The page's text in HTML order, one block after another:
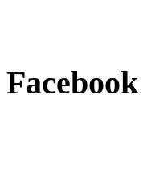
Facebook